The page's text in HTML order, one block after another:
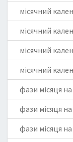
місячний
місячний
місячний
місячний
фази місяця
фази місяця
фази місяця